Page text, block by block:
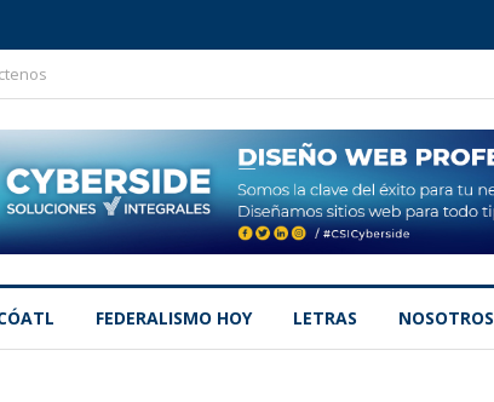
FEDERALISMO HOY LETRAS NOSOTROS